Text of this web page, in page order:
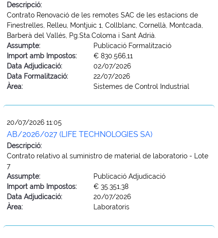
Descripció:
Contrato Renovació de les remotes SAC de les estacions de
Finestrelles, Relleu, Montjuic 1, Collblanc, Cornellà, Montcada,
Barberà del Vallés, Pg.Sta.Coloma i Sant Adrià.
Assumpte:
Publicació Formalització
Import amb Impostos:
€ 830.566,11
Data Adjudicació:
02/07/2026
Data Formalització:
22/07/2026
Àrea:
Sistemes de Control Industrial
20/07/2026 11:05
AB/2026/027 (LIFE TECHNOLOGIES SA)
Descripció:
Contrato relativo al suministro de material de laboratorio - Lote
7
Assumpte:
Publicació Adjudicació
Import amb Impostos:
€ 35.351,38
Data Adjudicació:
20/07/2026
Àrea:
Laboratoris